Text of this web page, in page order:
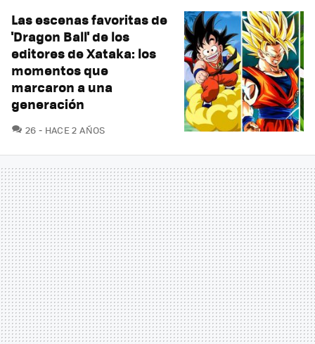
Las escenas favoritas de
'Dragon Ball' de los
editores de Xataka: los
momentos que
marcaron a una
generación
26 COMENTARIOS
HACE 2 AÑOS